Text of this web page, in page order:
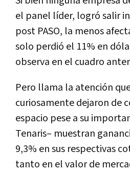
el panel líder, logró salir
post PASO, la menos
solo perdió el 11% en
observa en el cuadro
Pero llama la atención
curiosamente dejaron de
espacio pese a su
Tenaris– muestran
9,3% en sus respectivas
tanto en el valor de